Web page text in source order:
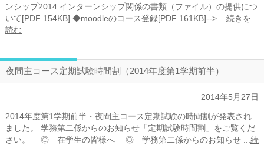
ンシップ2014 インターンシップ関係の書類（ファイル）の提供につ
いて[PDF 154KB] ◆moodleのコース登録[PDF 161KB]--> ... 続きを
読む
夜間主コース定期試験時間割（2014年度第1学期前半）
2014年5月27日
2014年度第1学期前半・夜間主コース定期試験の時間割が発表され
ました。 学務第二係からのお知らせ「定期試験時間割」をご覧くだ
さい。 ◎ 在学生の皆様へ ◎ 学務第二係からのお知らせ ... 続